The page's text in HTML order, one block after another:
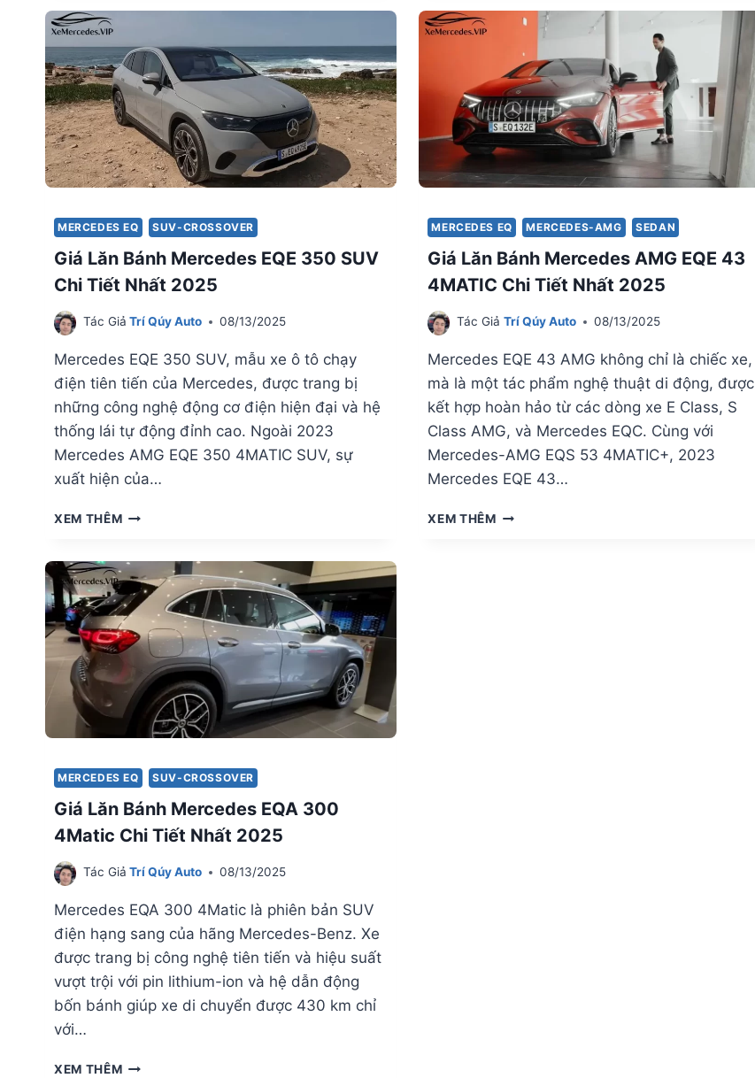
300
CHI
TIẾT
NHẤT
2025
MERCEDES
CHI
TIẾT
NHẤT
2025
MERCEDES EQ SUV-CROSSOVER
Giá Lăn Bánh Mercedes EQE 350 SUV
Chi Tiết Nhất 2025
Tác Giả Trí Qúy Auto 08/13/2025
Mercedes EQE 350 SUV, mẫu xe ô tô chạy
điện tiên tiến của Mercedes, được trang bị
những công nghệ động cơ điện hiện đại và hệ
thống lái tự động đỉnh cao. Ngoài 2023
Mercedes AMG EQE 350 4MATIC SUV, sự
xuất hiện của…
XEM THÊMGIÁ
MERCEDES
EQE
350
SUV
CHI
TIẾT
NHẤT
2025
MERCEDES EQ MERCEDES-AMG SEDAN
Giá Lăn Bánh Mercedes AMG EQE 43
4MATIC Chi Tiết Nhất 2025
Tác Giả Trí Qúy Auto 08/13/2025
Mercedes EQE 43 AMG không chỉ là chiếc xe,
mà là một tác phẩm nghệ thuật di động, được
kết hợp hoàn hảo từ các dòng xe E Class, S
Class AMG, và Mercedes EQC. Cùng với
Mercedes-AMG EQS 53 4MATIC+, 2023
Mercedes EQE 43…
XEM THÊMGIÁ
MERCEDES EQ SUV-CROSSOVER
Giá Lăn Bánh Mercedes EQA 300
4Matic Chi Tiết Nhất 2025
Tác Giả Trí Qúy Auto 08/13/2025
Mercedes EQA 300 4Matic là phiên bản SUV
điện hạng sang của hãng Mercedes-Benz. Xe
được trang bị công nghệ tiên tiến và hiệu suất
vượt trội với pin lithium-ion và hệ dẫn động
bốn bánh giúp xe di chuyển được 430 km chỉ
với…
XEM THÊMGIÁ